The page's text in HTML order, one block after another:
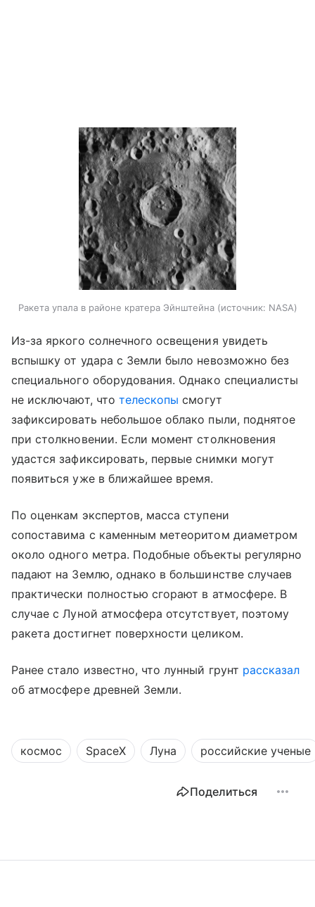
Ракета упала в районе кратера Эйнштейна источник: NASA
Из-за яркого солнечного освещения увидеть
вспышку от удара с Земли было невозможно без
специального оборудования. Однако специалисты
не исключают, что телескопы смогут
зафиксировать небольшое облако пыли, поднятое
при столкновении. Если момент столкновения
удастся зафиксировать, первые снимки могут
появиться уже в ближайшее время.
По оценкам экспертов, масса ступени
сопоставима с каменным метеоритом диаметром
около одного метра. Подобные объекты регулярно
падают на Землю, однако в большинстве случаев
практически полностью сгорают в атмосфере. В
случае с Луной атмосфера отсутствует, поэтому
ракета достигнет поверхности целиком.
Ранее стало известно, что лунный грунт рассказал
об атмосфере древней Земли.
космос SpaceX Луна российские ученые
Поделиться